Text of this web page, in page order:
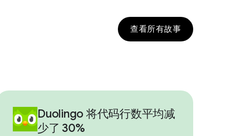
查看所有故事
Duolingo 将代码行数平均减
少了 30%